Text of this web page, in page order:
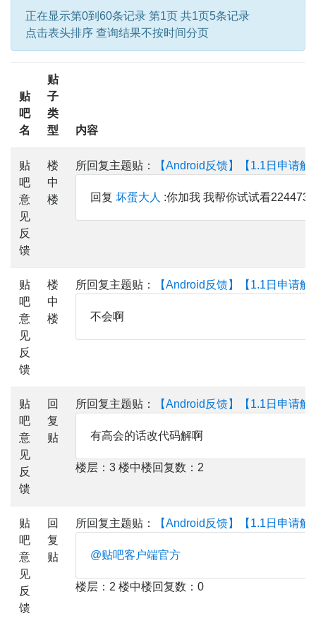
正在显示第0到60条记录 第1页 共1页5条记录
点击表头排序 查询结果不按时间分页
贴
吧
名
贴
子
类
型
内容
贴
吧
意
见
反
馈
楼
中
楼
所回复主题贴： 【Android反馈】【1.1日申请解
回复 坏蛋大人 :你加我 我帮你试试看
贴
吧
意
见
反
馈
楼
中
楼
所回复主题贴： 【Android反馈】【1.1日申请解
不会啊
贴
吧
意
见
反
馈
回
复
贴
所回复主题贴： 【Android反馈】【1.1日申请解
有高会的话改代码解啊
楼层：3 楼中楼回复数：2
贴
吧
意
见
反
馈
回
复
贴
所回复主题贴： 【Android反馈】【1.1日申请解
@贴吧客户端官方
楼层：2 楼中楼回复数：0